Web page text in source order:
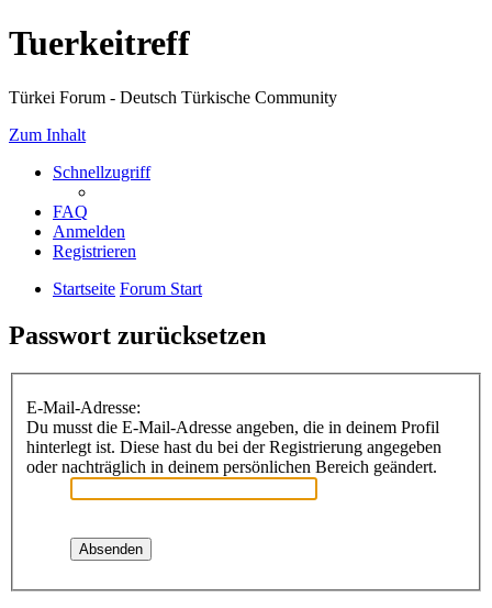
Tuerkeitreff
Türkei Forum - Deutsch Türkische Community
Zum Inhalt
Schnellzugriff
FAQ
Anmelden
Registrieren
Startseite Forum Start
Passwort zurücksetzen
E-Mail-Adresse:
Du musst die E-Mail-Adresse angeben, die in deinem Profil
hinterlegt ist. Diese hast du bei der Registrierung angegeben
oder nachträglich in deinem persönlichen Bereich geändert.